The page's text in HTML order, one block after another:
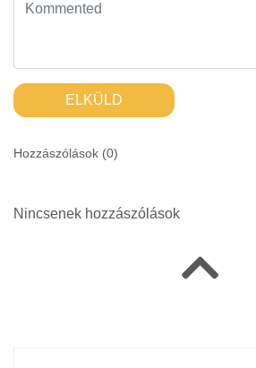
ELKÜLD
Hozzászólások (0)
Nincsenek hozzászólások